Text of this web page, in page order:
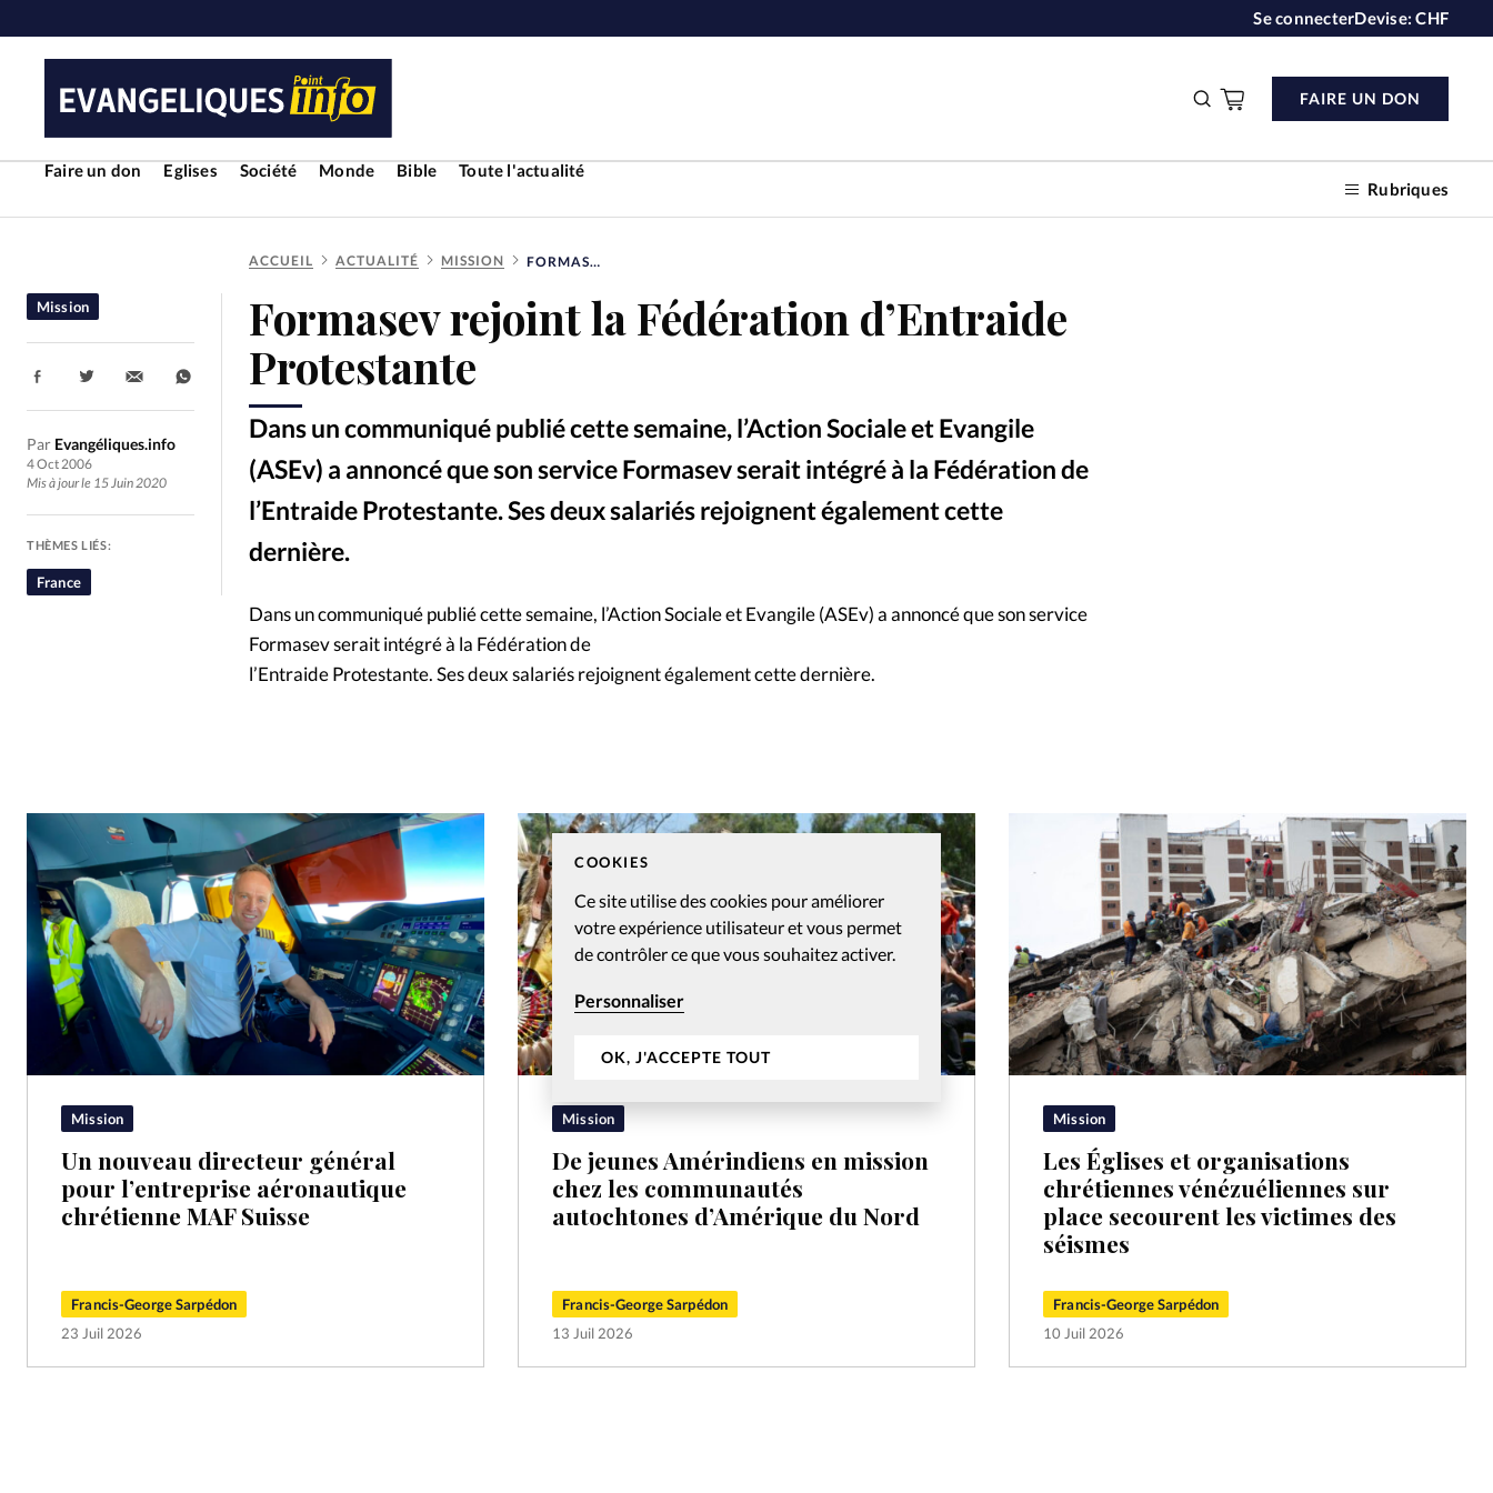
COOKIES
Ce site utilise des cookies pour améliorer
votre expérience utilisateur et vous permet
de contrôler ce que vous souhaitez activer.
Personnaliser
OK, J'ACCEPTE TOUT
Se connecterDevise:CHF
Faire un don Eglises Société Monde Bible
Toute l'actualité
Rubriques
FAIRE UN DON
RUBRIQUES
Toute l'actualité Bible
Culture
Economie
Eglises
Liberté religieuse
Mission
Monde
People
Politique
Faire un don
La rédaction
Mon compte
ACCUEIL ACTUALITÉ MISSION FORMASEV REJOINT LA FÉDÉRATION D’ENTRAIDE PROTESTANTE
Formasev rejoint la Fédération d’Entraide
Protestante
Dans un communiqué publié cette semaine, l’Action Sociale et Evangile
(ASEv) a annoncé que son service Formasev serait intégré à la Fédération de
l’Entraide Protestante. Ses deux salariés rejoignent également cette
dernière.
Mission
Par Evangéliques.info
4 Oct 2006
Mis à jour le 15 Juin 2020
Partager:
THÈMES LIÉS:
France
Dans un communiqué publié cette semaine, l’Action Sociale et Evangile (ASEv) a annoncé que son service
Formasev serait intégré à la Fédération de
l’Entraide Protestante. Ses deux salariés rejoignent également cette dernière.
Mission
Un nouveau directeur général
pour l’entreprise aéronautique
chrétienne MAF Suisse
Francis-George Sarpédon
23 Juil 2026
Mission
De jeunes Amérindiens en mission
chez les communautés
autochtones d’Amérique du Nord
Francis-George Sarpédon
13 Juil 2026
Mission
Les Églises et organisations
chrétiennes vénézuéliennes sur
place secourent les victimes des
séismes
Francis-George Sarpédon
10 Juil 2026